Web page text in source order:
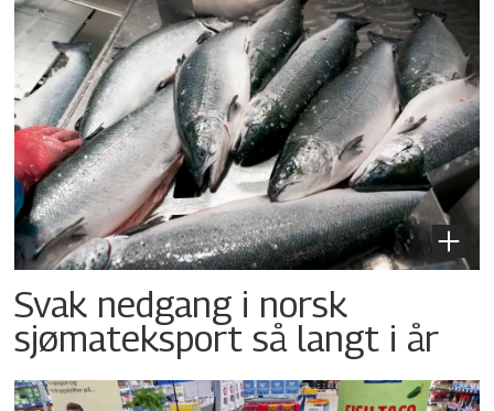
Svak nedgang i norsk
sjømateksport så langt i år